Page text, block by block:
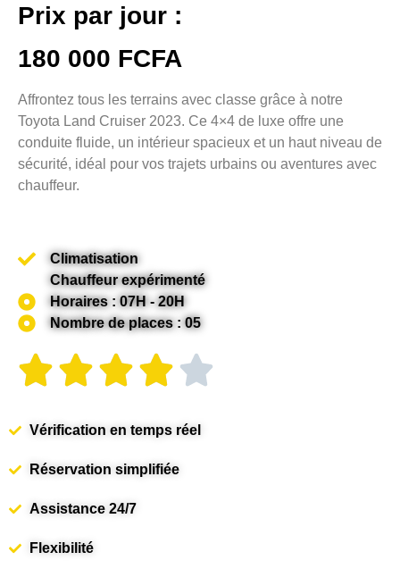
Prix par jour :
180 000 FCFA
Affrontez tous les terrains avec classe grâce à notre
Toyota Land Cruiser 2023. Ce 4×4 de luxe offre une
conduite fluide, un intérieur spacieux et un haut niveau de
sécurité, idéal pour vos trajets urbains ou aventures avec
chauffeur.
Climatisation
Chauffeur expérimenté
Horaires : 07H - 20H
Nombre de places : 05
Vérification en temps réel
Réservation simplifiée
Assistance 24/7
Flexibilité